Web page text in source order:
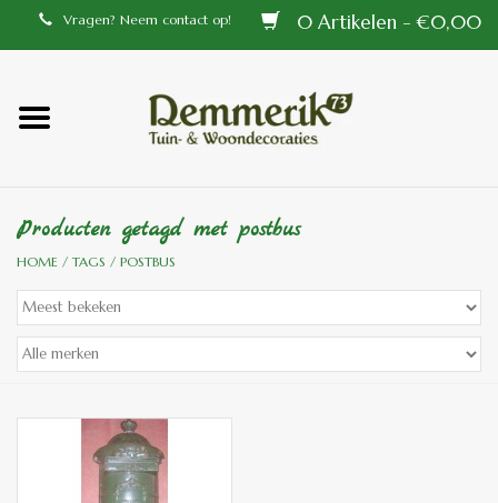
Vragen? Neem contact op! 0 Artikelen - €0,00
Home
Tiffany lampen
Tuindecoraties
buitenlampen
Bronzen beelden voor
Producten getagd met postbus
HOME / TAGS / POSTBUS